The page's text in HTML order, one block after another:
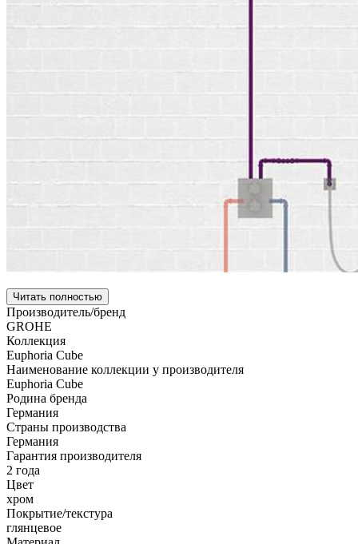
Читать полностью
Производитель/бренд
GROHE
Коллекция
Euphoria Cube
Наименование коллекции у производителя
Euphoria Cube
Родина бренда
Германия
Страны производства
Германия
Гарантия производителя
2 года
Цвет
хром
Покрытие/текстура
глянцевое